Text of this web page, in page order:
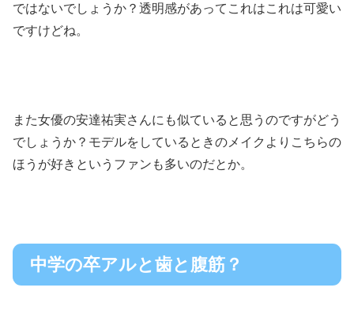
ではないでしょうか？透明感があってこれはこれは可愛い
ですけどね。
また女優の安達祐実さんにも似ていると思うのですがどう
でしょうか？モデルをしているときのメイクよりこちらの
ほうが好きというファンも多いのだとか。
中学の卒アルと歯と腹筋？